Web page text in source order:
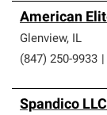
American
Glenview, IL
(847) 250-9933
Spandico LLC